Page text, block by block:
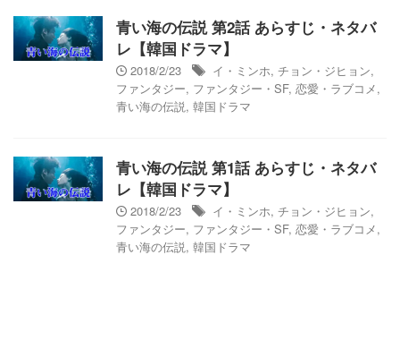
青い海の伝説 第2話 あらすじ・ネタバ
レ【韓国ドラマ】
2018/2/23 イ・ミンホ, チョン・ジヒョン,
ファンタジー, ファンタジー・SF, 恋愛・ラブコメ,
青い海の伝説, 韓国ドラマ
青い海の伝説 第1話 あらすじ・ネタバ
レ【韓国ドラマ】
2018/2/23 イ・ミンホ, チョン・ジヒョン,
ファンタジー, ファンタジー・SF, 恋愛・ラブコメ,
青い海の伝説, 韓国ドラマ